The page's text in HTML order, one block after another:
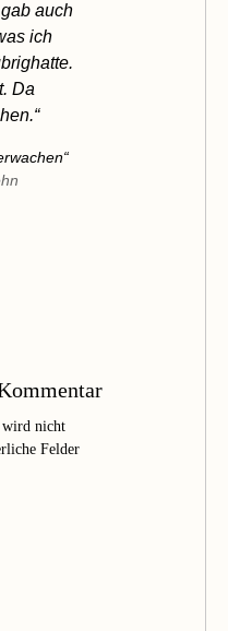
auch
ich
Da
wird nicht
Felder